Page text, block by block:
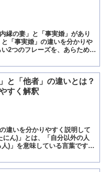
縁の妻」と「事実婚」があり
「事実婚」の違いを分かりや
2つのフレーズを、あらためて
」と「他者」の違いとは？
すく解釈
違いを分かりやすく説明して
ん)」とは、「自分以外の人
)」を意味している言葉です。